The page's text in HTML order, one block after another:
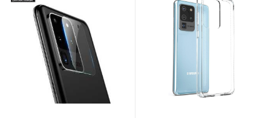
Svijet životinja Auto - Moto motivi